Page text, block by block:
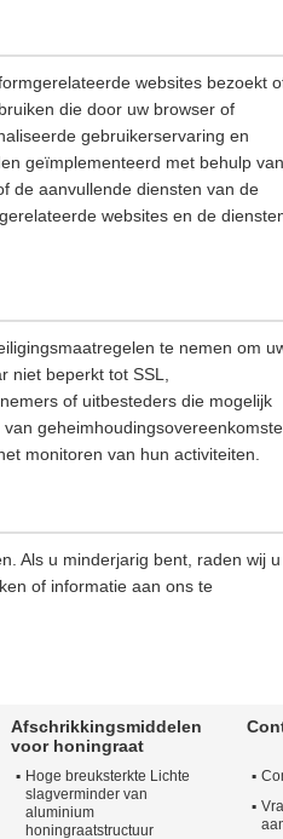
websites bezoekt
die door uw browser of
gebruikerservaring en
geïmplementeerd met behulp van
de aanvullende diensten van de
websites en de
te nemen om
beperkt tot SSL,
of uitbesteders die mogelijk
monitoren van hun activiteiten.
Als u minderjarig bent, raden wij u
of informatie aan ons te
Afschrikkingsmiddelen
voor honingraat
Hoge breuksterkte Lichte
slagverminder van
aluminium
honingraatstructuur